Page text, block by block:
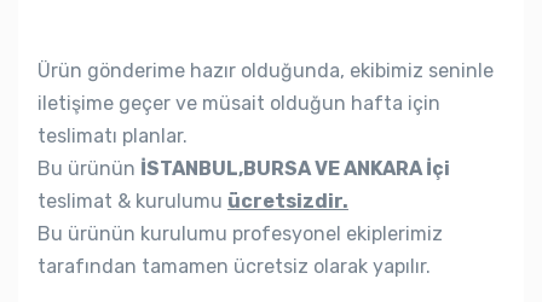
Ürün gönderime hazır olduğunda, ekibimiz seninle
iletişime geçer ve müsait olduğun hafta için
teslimatı planlar.
Bu ürünün İSTANBUL,BURSA VE ANKARA İçi
teslimat & kurulumu ücretsizdir.
Bu ürünün kurulumu profesyonel ekiplerimiz
tarafından tamamen ücretsiz olarak yapılır.